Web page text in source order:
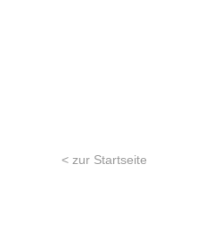
< zur Startseite